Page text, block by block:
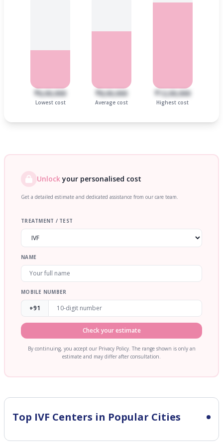
₹6,00,000
Lowest cost
₹8,00,000
Average cost
₹12,00,000
Highest cost
Unlockyour personalised cost
Get a detailed estimate and dedicated assistance from our care team.
TREATMENT / TEST
NAME
MOBILE NUMBER
+91
Check your estimate
By continuing, you accept our Privacy Policy. The range shown is only an
estimate and may differ after consultation.
Top IVF Centers in Popular Cities